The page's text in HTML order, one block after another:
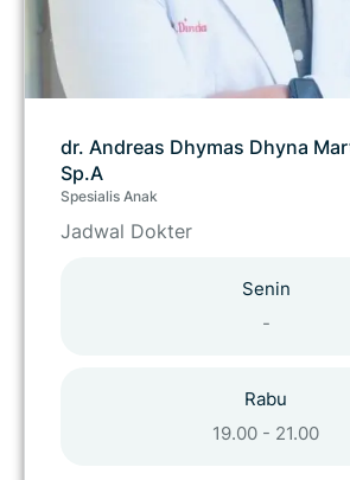
dr. Andreas Dhymas Dhyna
Sp.A
Spesialis Anak
Jadwal Dokter
Senin
-
Rabu
19.00 - 21.00